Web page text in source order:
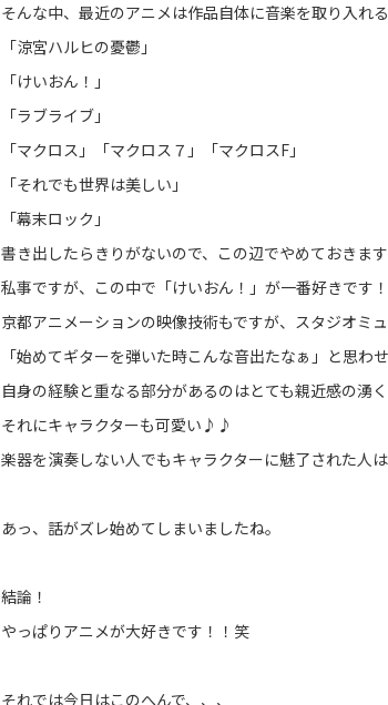
そんな中、最近のアニメは作品自体に音楽を取り入れ
「涼宮ハルヒの憂鬱」
「けいおん！」
「ラブライブ」
「マクロス」「マクロス７」「マクロスF」
「それでも世界は美しい」
「幕末ロック」
書き出したらきりがないので、この辺でやめておきま
私事ですが、この中で「けいおん！」が一番好きです！
京都アニメーションの映像技術もですが、スタジオミ
「始めてギターを弾いた時こんな音出たなぁ」と思わ
自身の経験と重なる部分があるのはとても親近感の湧く
それにキャラクターも可愛い♪♪
楽器を演奏しない人でもキャラクターに魅了された人
あっ、話がズレ始めてしまいましたね。
結論！
やっぱりアニメが大好きです！！笑
それでは今日はこのへんで、、、